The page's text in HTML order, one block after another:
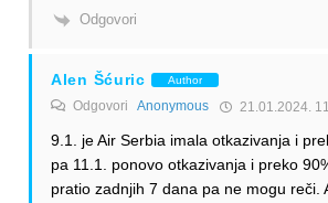
Odgovori
Alen Šćuric Author
Odgovori Anonymous 21.01.2024.
9.1. je Air Serbia imala otkazivanja i
pa 11.1. ponovo otkazivanja i preko
pratio zadnjih 7 dana pa ne mogu reči.